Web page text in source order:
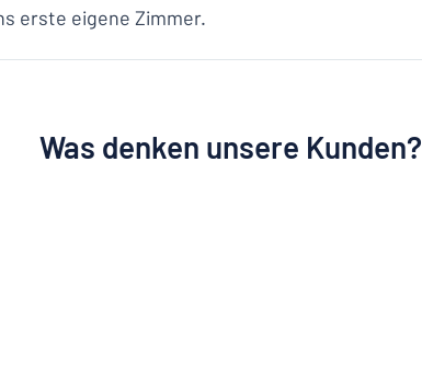
erste eigene Zimmer.
Was denken unsere Kunden?